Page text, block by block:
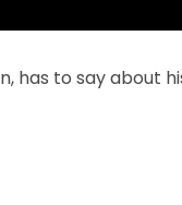
to say about